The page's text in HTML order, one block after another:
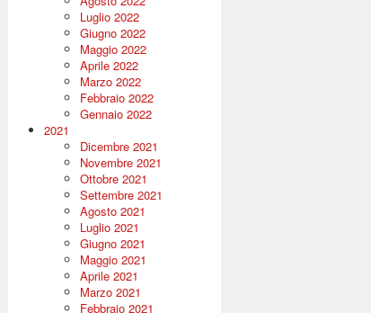
Luglio 2022
Giugno 2022
Maggio 2022
Aprile 2022
Marzo 2022
Febbraio 2022
Gennaio 2022
2021
Dicembre 2021
Novembre 2021
Ottobre 2021
Settembre 2021
Agosto 2021
Luglio 2021
Giugno 2021
Maggio 2021
Aprile 2021
Marzo 2021
Febbraio 2021